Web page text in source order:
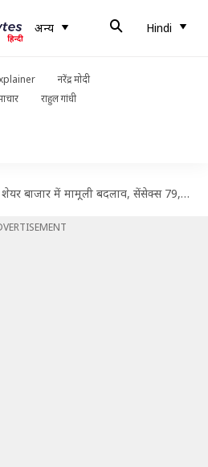
अन्य Hindi
नरेंद्र मोदी
राहुल गांधी
शेयर बाजार में मामूली बदलाव, सेंसेक्स 79,496 अंकों पर हुआ बंद